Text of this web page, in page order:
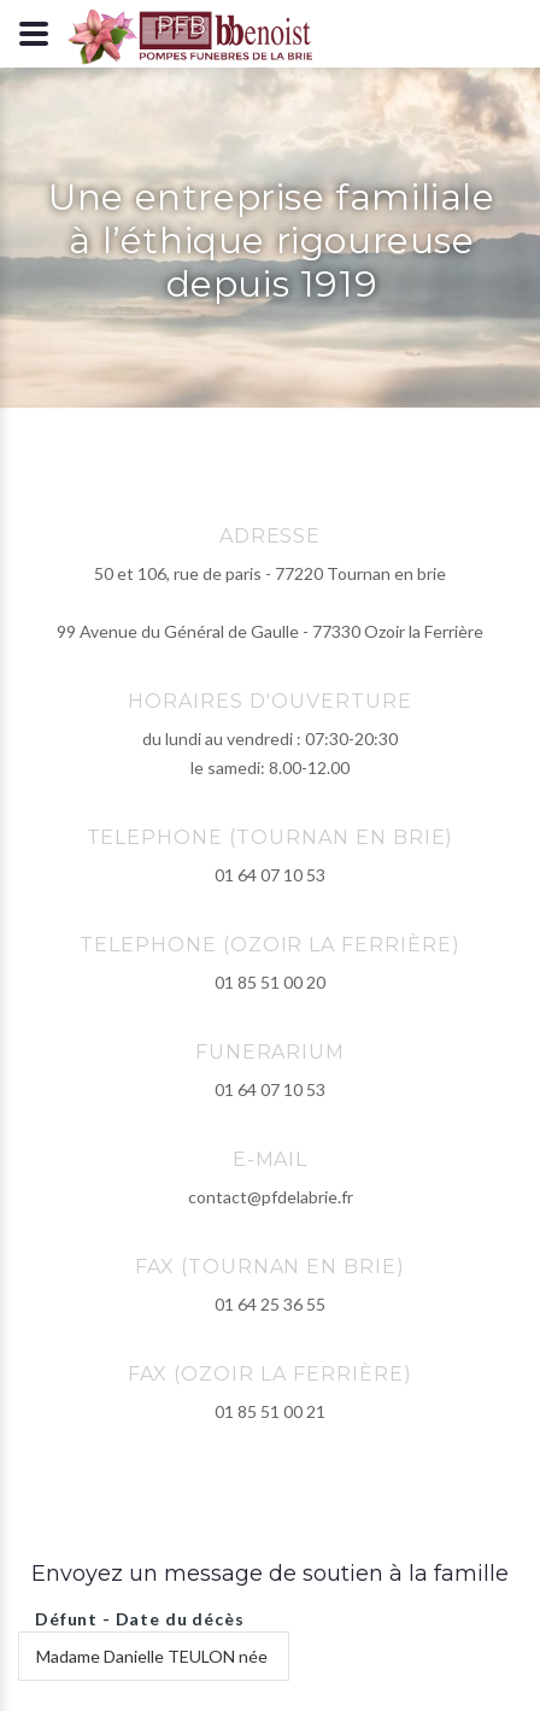
Panneau de gestion des cookies
Une entreprise familiale
à l’éthique rigoureuse
depuis 1919
ADRESSE
50 et 106, rue de paris - 77220 Tournan en brie
99 Avenue du Général de Gaulle - 77330 Ozoir la Ferrière
HORAIRES D'OUVERTURE
du lundi au vendredi : 07:30-20:30
le samedi: 8.00-12.00
TELEPHONE (TOURNAN EN BRIE)
01 64 07 10 53
TELEPHONE (OZOIR LA FERRIÈRE)
01 85 51 00 20
FUNERARIUM
01 64 07 10 53
E-MAIL
contact@pfdelabrie.fr
FAX (TOURNAN EN BRIE)
01 64 25 36 55
FAX (OZOIR LA FERRIÈRE)
01 85 51 00 21
Envoyez un message de soutien à la famille
Défunt - Date du décès